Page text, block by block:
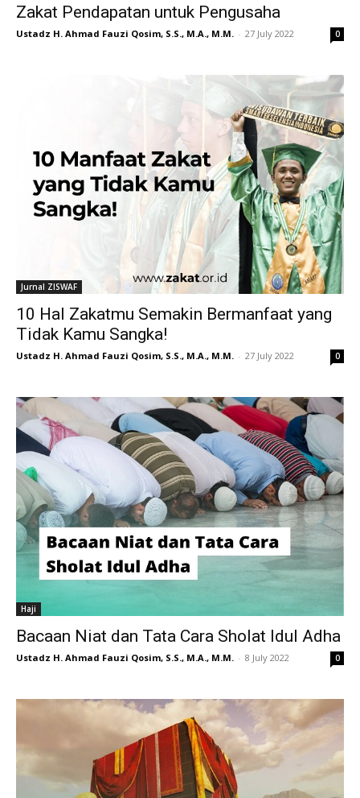
Zakat Pendapatan untuk Pengusaha
Ustadz H. Ahmad Fauzi Qosim, S.S., M.A., M.M. - 27 July 2022 0
Jurnal ZISWAF
10 Hal Zakatmu Semakin Bermanfaat yang
Tidak Kamu Sangka!
Ustadz H. Ahmad Fauzi Qosim, S.S., M.A., M.M. - 27 July 2022 0
Haji
Bacaan Niat dan Tata Cara Sholat Idul Adha
Ustadz H. Ahmad Fauzi Qosim, S.S., M.A., M.M. - 8 July 2022 0